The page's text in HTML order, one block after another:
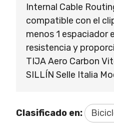
Internal Cable
compatible con el
menos 1 espaciador
resistencia y
TIJA Aero Carbon
SILLÍN Selle Italia
Clasificado en: